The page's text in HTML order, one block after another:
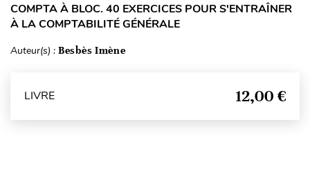
COMPTA À BLOC. 40 EXERCICES POUR S'ENTRAÎNER
À LA COMPTABILITÉ GÉNÉRALE
Auteur(s) : Besbès Imène
LIVRE 12,00 €